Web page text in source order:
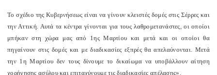
Το σχέδιο της Κυβερνήσεως είναι να γίνουν κλειστές δομές στις Σέρρες και
την Αττική. Αυτά τα κέντρα γίνονται για τους λαθρομετανάστες, οι οποίοι
μπήκαν στη χώρα μας από 1ης Μαρτίου και μετά και οι οποίοι θα
πηγαίνουν στις δομές και με διαδικασίες εξπρές θα απελαύνονται. Μετά
την 1η Μαρτίου δεν τους δίνουμε το δικαίωμα να υποβάλλουν αίτηση
χορήγησης ασύλου και επιταχύνουμε τις διαδικασίες απέλασης».